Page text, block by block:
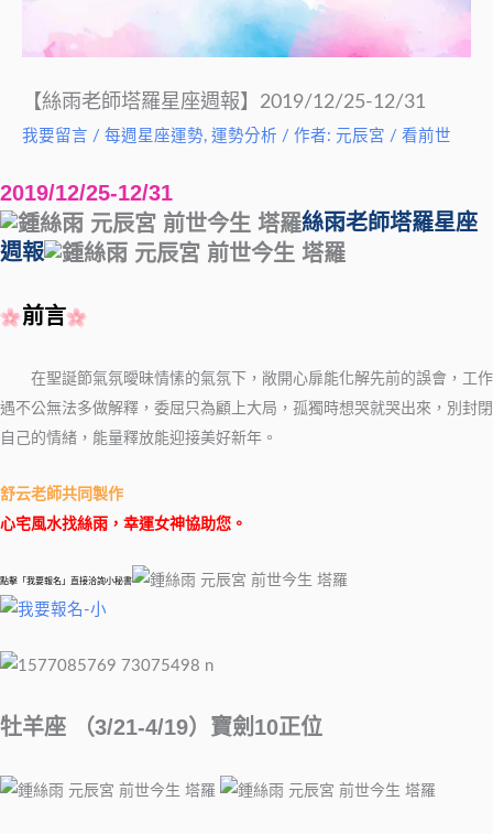
【絲雨老師塔羅星座週報】2019/12/25-12/31
我要留言 / 每週星座運勢, 運勢分析 / 作者: 元辰宮 / 看前世
2019/12/25-12/31
絲雨老師塔羅星座
週報
前言
在聖誕節氣氛曖昧情愫的氣氛下，敞開心扉能化解先前的誤會，工作
遇不公無法多做解釋，委屈只為顧上大局，孤獨時想哭就哭出來，別封閉
自己的情緒，能量釋放能迎接美好新年。
舒云老師共同製作
心宅風水找絲雨，幸運女神協助您。
點擊「我要報名」直接洽詢小秘書
牡羊座 （3/21-4/19）寶劍10正位